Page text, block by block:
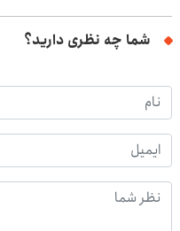
شما چه نظری دارید؟